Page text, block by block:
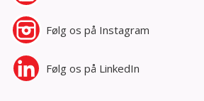
Følg os på Instagram
Følg os på LinkedIn